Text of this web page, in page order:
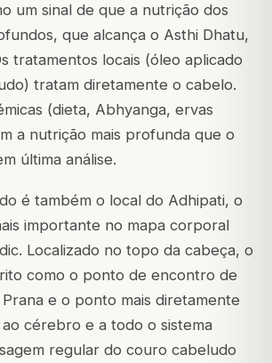
um sinal de que a nutrição dos
que alcança o Asthi Dhatu,
tratamentos locais (óleo aplicado
tratam diretamente o cabelo.
(dieta, Abhyanga, ervas
a nutrição mais profunda que o
última análise.
é também o local do Adhipati, o
importante no mapa corporal
Localizado no topo da cabeça, o
como o ponto de encontro de
e o ponto mais diretamente
cérebro e a todo o sistema
regular do couro cabeludo